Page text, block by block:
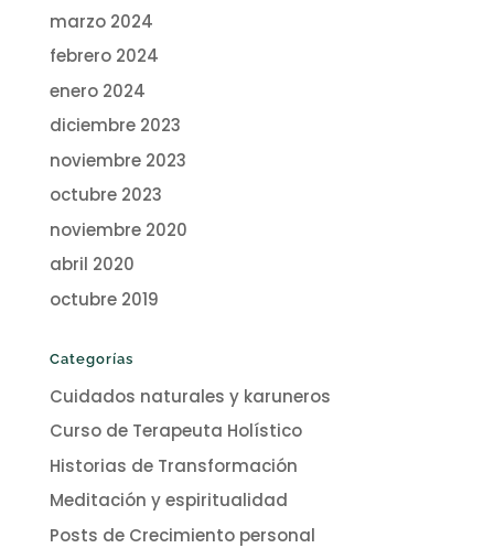
marzo 2024
febrero 2024
enero 2024
diciembre 2023
noviembre 2023
octubre 2023
noviembre 2020
abril 2020
octubre 2019
Categorías
Cuidados naturales y karuneros
Curso de Terapeuta Holístico
Historias de Transformación
Meditación y espiritualidad
Posts de Crecimiento personal